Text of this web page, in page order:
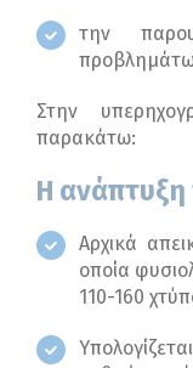
την
Στην
παρακάτω:
Η
Αρχικά
οποία
110-160